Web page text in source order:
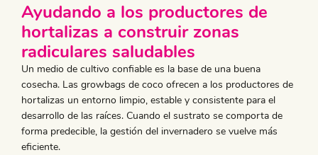
Ayudando a los productores de
hortalizas a construir zonas
radiculares saludables
Un medio de cultivo confiable es la base de una buena
cosecha. Las growbags de coco ofrecen a los productores de
hortalizas un entorno limpio, estable y consistente para el
desarrollo de las raíces. Cuando el sustrato se comporta de
forma predecible, la gestión del invernadero se vuelve más
eficiente.